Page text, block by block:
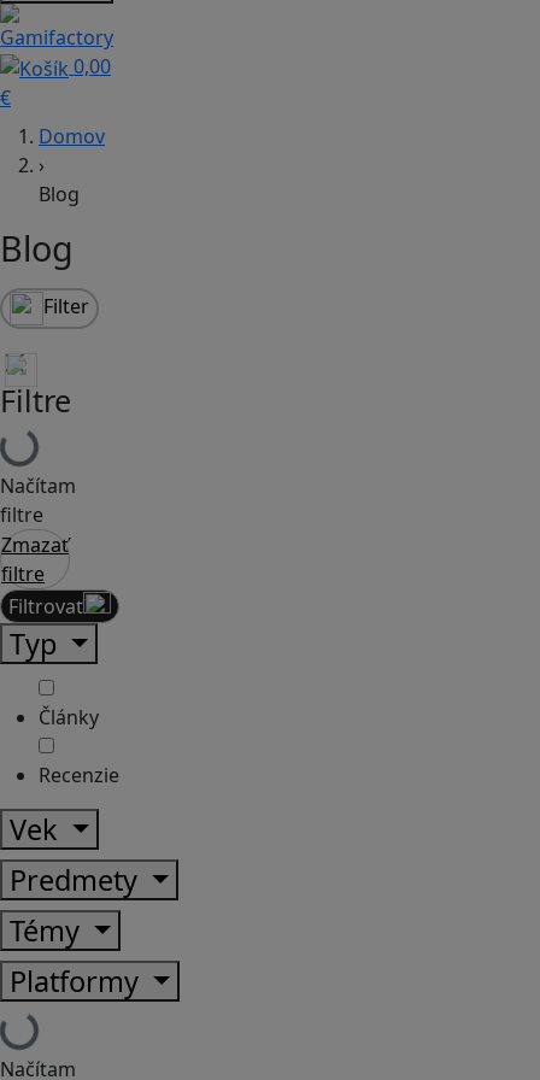
0,00
€
Domov
›
Blog
Blog
Filter
Filtre
Načítam
filtre
Zmazať
filtre
Filtrovať
Typ
Články
Recenzie
Vek
Predmety
Témy
Platformy
Načítam